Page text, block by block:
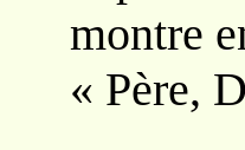
montre
« Père,